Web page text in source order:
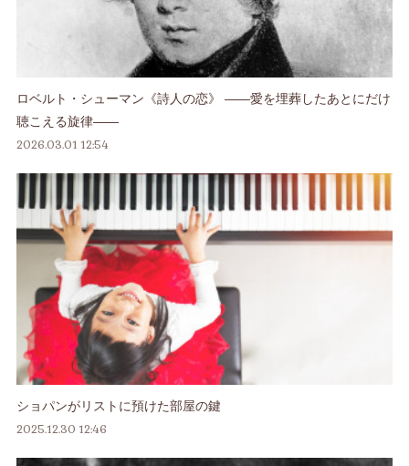
ロベルト・シューマン《詩人の恋》 ――愛を埋葬したあとにだけ
聴こえる旋律――
2026.03.01 12:54
ショパンがリストに預けた部屋の鍵
2025.12.30 12:46